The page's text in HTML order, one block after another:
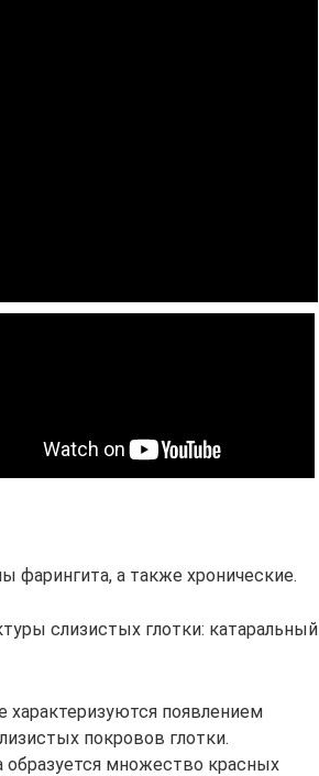
а также хронические.
слизистых глотки: катаральный
появлением
покровов глотки.
образуется множество красных